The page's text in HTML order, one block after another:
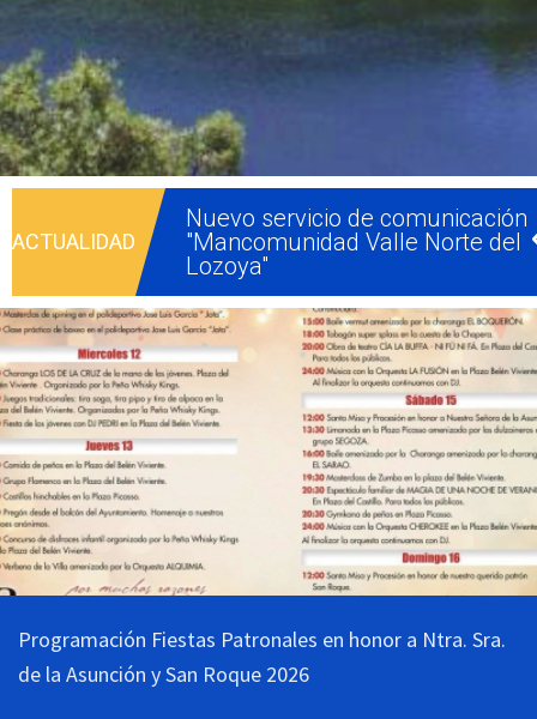
ACTUALIDAD
Campaña de concienciación
ciudadana para el uso del
contenedor de orgánica
Tu Oficina de empleo en Buitrago
del Lozoya
Nuevo servicio de comunicación
"Mancomunidad Valle Norte del
Lozoya"
Programación Fiestas Patronales
en honor a Ntra. Sra. de la
Asunción y San Roque 2026
Programación Fiestas Patronales en honor a Ntra. Sra.
de la Asunción y San Roque 2026